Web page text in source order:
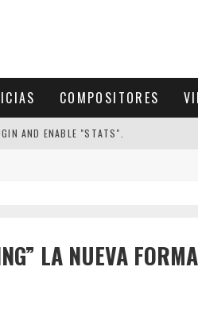
COMPOSITORES
AND ENABLE "STATS".
LA NUEVA